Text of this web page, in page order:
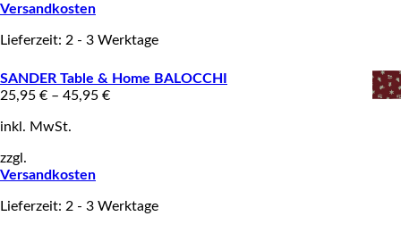
Versandkosten
Lieferzeit: 2 - 3 Werktage
SANDER Table & Home BALOCCHI
25,95 € – 45,95 €
inkl. MwSt.
zzgl.
Versandkosten
Lieferzeit: 2 - 3 Werktage